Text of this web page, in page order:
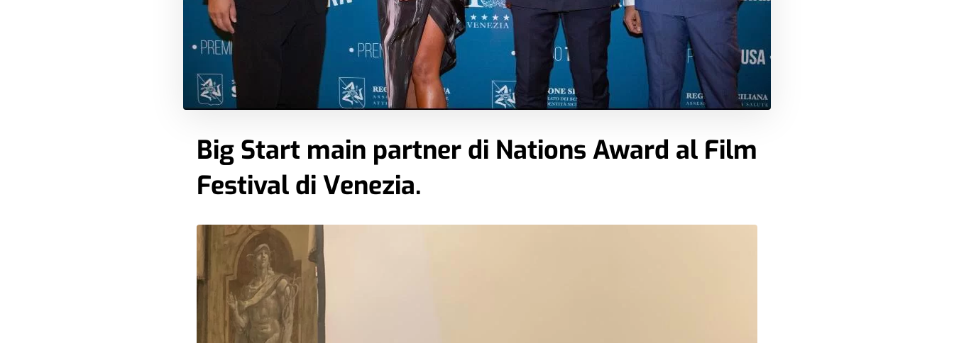
Big Start main partner di Nations Award al Film
Festival di Venezia.